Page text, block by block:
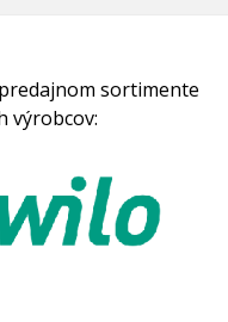
sortimente
výrobcov: